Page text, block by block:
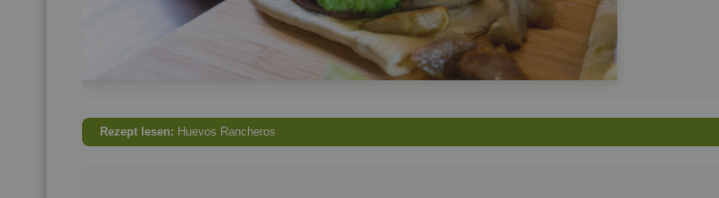
Re­zept lesen: Hue­vos Ran­che­ros